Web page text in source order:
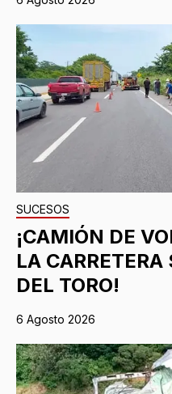
SUCESOS
¡CAMIÓN DE
LA
DEL TORO!
6 Agosto 2026